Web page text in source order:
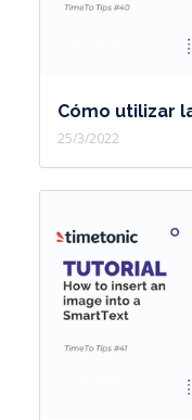
Cómo utilizar
25/3/2022